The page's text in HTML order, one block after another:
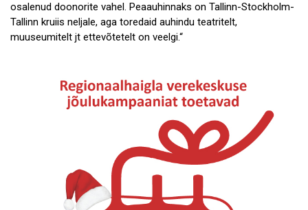
osalenud doonorite vahel. Peaauhinnaks on Tallinn-Stockholm-
Tallinn kruiis neljale, aga toredaid auhindu teatritelt,
muuseumitelt jt ettevõtetelt on veelgi.“